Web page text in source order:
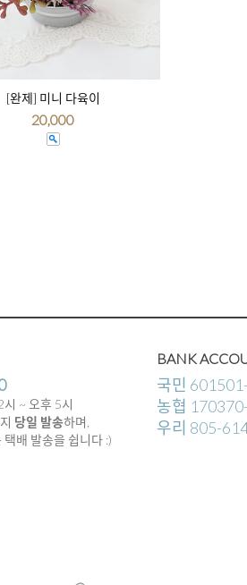
[완제] 미니 다육이
20,000
시 ~ 오후 5시
당일 발송하며,
배 발송을 쉽니다 :)
BANK
국민
농협
우리 805-